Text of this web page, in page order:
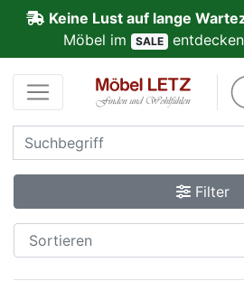
Keine Lust auf lange
Möbel im SALE
Filter
Kundenmeinungen
Anmelden
PREMIUM
Schnell
lieferbar
SALE